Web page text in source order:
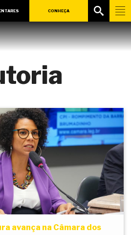
CONHEÇA
avança na Câmara dos